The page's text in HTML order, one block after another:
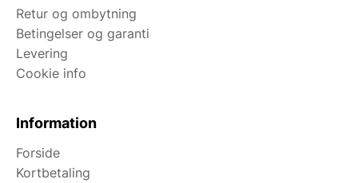
Retur og ombytning
Betingelser og garanti
Levering
Cookie info
Information
Forside
Kortbetaling